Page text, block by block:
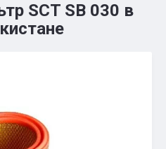
SCT SB 030 в